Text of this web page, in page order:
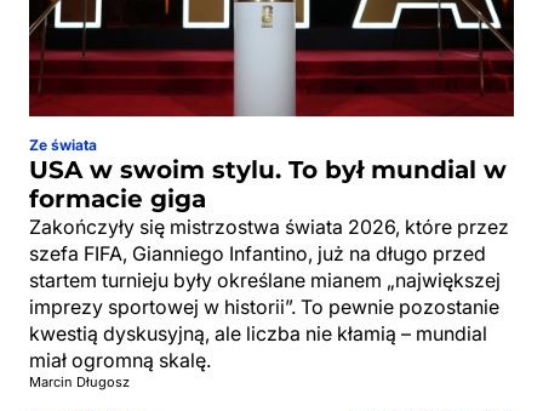
Ze świata
USA w swoim stylu. To był mundial w
formacie giga
Zakończyły się mistrzostwa świata 2026, które przez
szefa FIFA, Gianniego Infantino, już na długo przed
startem turnieju były określane mianem „największej
imprezy sportowej w historii”. To pewnie pozostanie
kwestią dyskusyjną, ale liczba nie kłamią – mundial
miał ogromną skalę.
Marcin Długosz